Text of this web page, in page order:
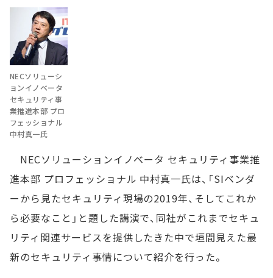
NECソリューシ
ョンイノベータ
セキュリティ事
業推進本部 プロ
フェッショナル
中村真一氏
NECソリューションイノベータ セキュリティ事業推
進本部 プロフェッショナル 中村真一氏は、「SIベンダ
ーから見たセキュリティ現場の2019年、そしてこれか
ら必要なこと」と題した講演で、同社がこれまでセキュ
リティ関連サービスを提供したきた中で垣間見えた最
新のセキュリティ事情について紹介を行った。